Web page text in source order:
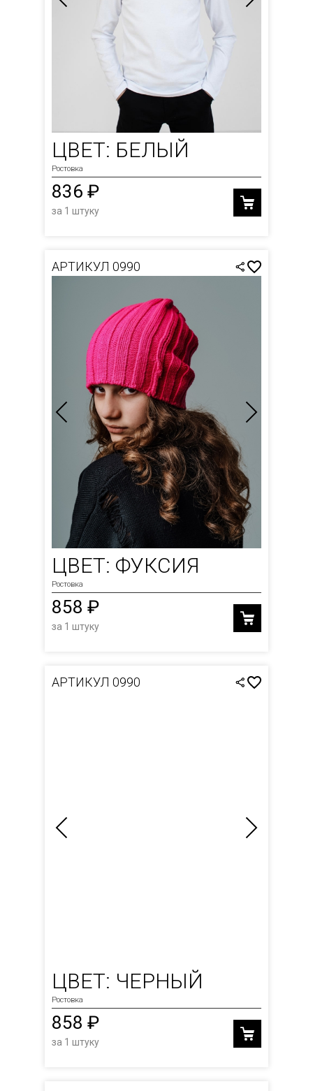
ЦВЕТ: БЕЛЫЙ
Ростовка
836 ₽
за 1 штуку
АРТИКУЛ 0990
ЦВЕТ: ФУКСИЯ
Ростовка
858 ₽
за 1 штуку
АРТИКУЛ 0990
ЦВЕТ: ЧЕРНЫЙ
Ростовка
858 ₽
за 1 штуку